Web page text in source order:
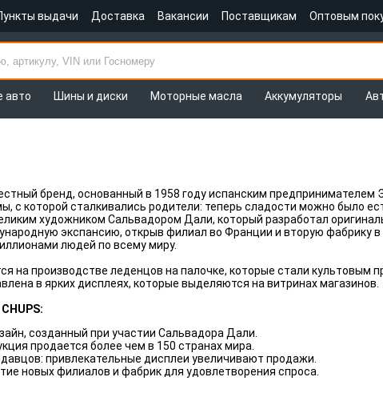
выдачи Доставка Вакансии Поставщикам Оптовым
авто Шины и диски Моторные масла Аккумуляторы
бренд, основанный в 1958 году испанским
с которой сталкивались родители: теперь сладости можно было
художником Сальвадором Дали, который разработал
экспансию, открыв филиал во Франции и вторую фабрику в
людей по всему миру.
на производстве леденцов на палочке, которые стали культовым
в ярких дисплеях, которые выделяются на витринах магазинов.
созданный при участии Сальвадора Дали.
продается более чем в 150 странах мира.
привлекательные дисплеи увеличивают продажи.
новых филиалов и фабрик для удовлетворения спроса.